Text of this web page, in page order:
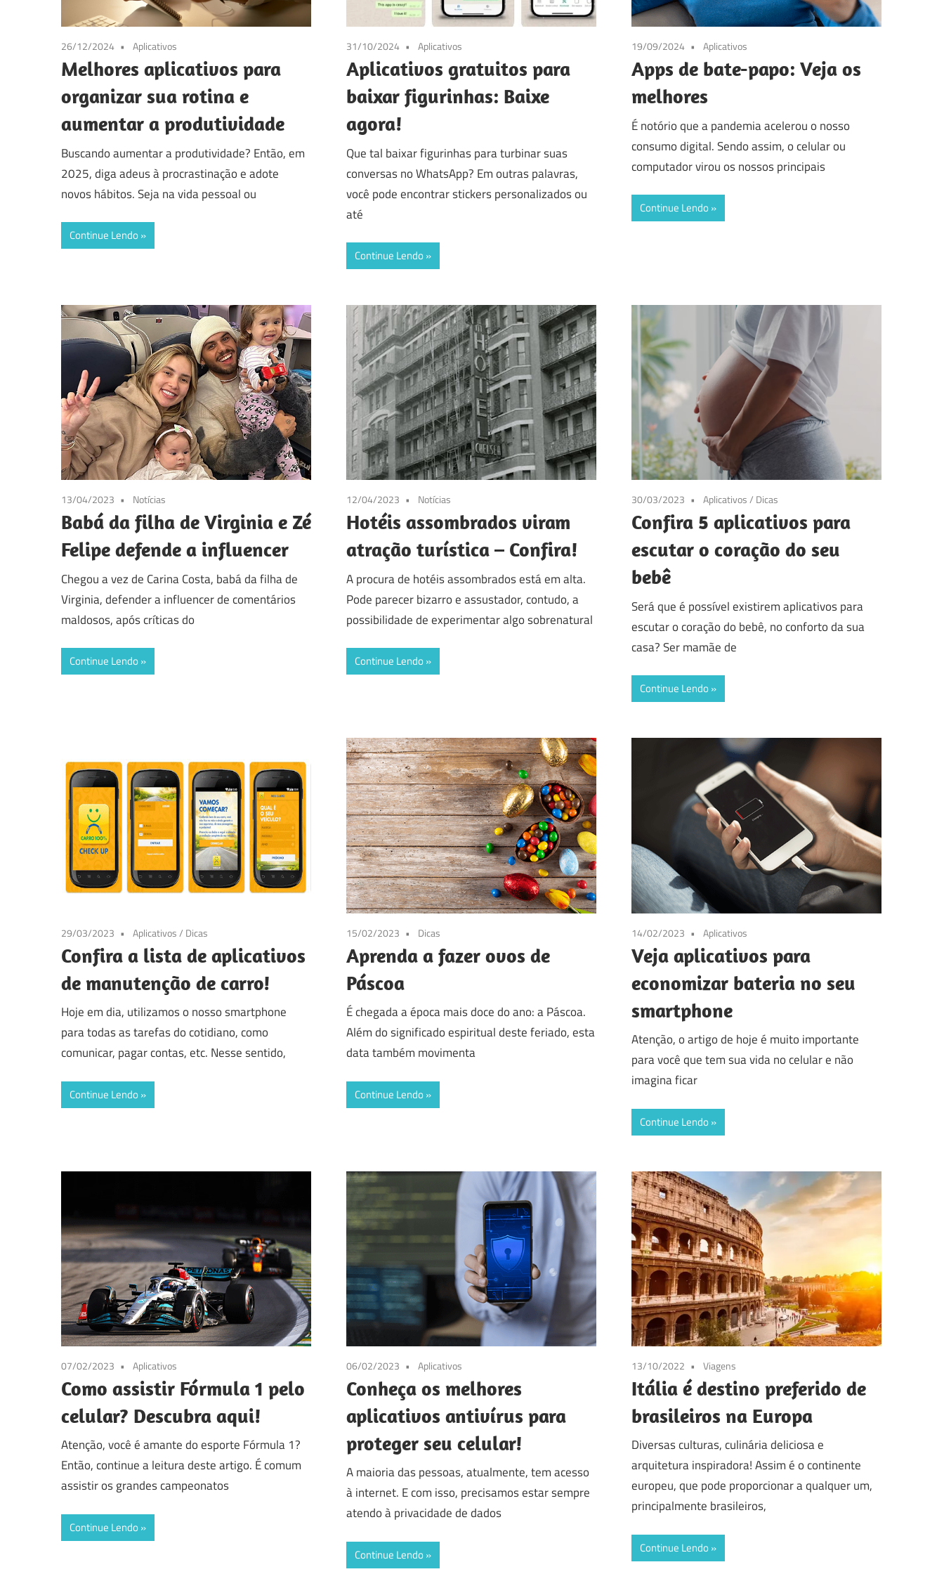
26/12/2024 Aplicativos
Melhores aplicativos para
organizar sua rotina e
aumentar a produtividade
Buscando aumentar a produtividade? Então, em
2025, diga adeus à procrastinação e adote
novos hábitos. Seja na vida pessoal ou
Continue Lendo
31/10/2024 Aplicativos
Aplicativos gratuitos para
baixar figurinhas: Baixe
agora!
Que tal baixar figurinhas para turbinar suas
conversas no WhatsApp? Em outras palavras,
você pode encontrar stickers personalizados ou
até
Continue Lendo
19/09/2024 Aplicativos
Apps de bate-papo: Veja os
melhores
É notório que a pandemia acelerou o nosso
consumo digital. Sendo assim, o celular ou
computador virou os nossos principais
Continue Lendo
13/04/2023 Notícias
Babá da filha de Virginia e Zé
Felipe defende a influencer
Chegou a vez de Carina Costa, babá da filha de
Virginia, defender a influencer de comentários
maldosos, após críticas do
Continue Lendo
12/04/2023 Notícias
Hotéis assombrados viram
atração turística – Confira!
A procura de hotéis assombrados está em alta.
Pode parecer bizarro e assustador, contudo, a
possibilidade de experimentar algo sobrenatural
Continue Lendo
30/03/2023 Aplicativos/ Dicas
Confira 5 aplicativos para
escutar o coração do seu
bebê
Será que é possível existirem aplicativos para
escutar o coração do bebê, no conforto da sua
casa? Ser mamãe de
Continue Lendo
29/03/2023 Aplicativos/ Dicas
Confira a lista de aplicativos
de manutenção de carro!
Hoje em dia, utilizamos o nosso smartphone
para todas as tarefas do cotidiano, como
comunicar, pagar contas, etc. Nesse sentido,
Continue Lendo
15/02/2023 Dicas
Aprenda a fazer ovos de
Páscoa
É chegada a época mais doce do ano: a Páscoa.
Além do significado espiritual deste feriado, esta
data também movimenta
Continue Lendo
14/02/2023 Aplicativos
Veja aplicativos para
economizar bateria no seu
smartphone
Atenção, o artigo de hoje é muito importante
para você que tem sua vida no celular e não
imagina ficar
Continue Lendo
07/02/2023 Aplicativos
Como assistir Fórmula 1 pelo
celular? Descubra aqui!
Atenção, você é amante do esporte Fórmula 1?
Então, continue a leitura deste artigo. É comum
assistir os grandes campeonatos
Continue Lendo
06/02/2023 Aplicativos
Conheça os melhores
aplicativos antivírus para
proteger seu celular!
A maioria das pessoas, atualmente, tem acesso
à internet. E com isso, precisamos estar sempre
atendo à privacidade de dados
Continue Lendo
13/10/2022 Viagens
Itália é destino preferido de
brasileiros na Europa
Diversas culturas, culinária deliciosa e
arquitetura inspiradora! Assim é o continente
europeu, que pode proporcionar a qualquer um,
principalmente brasileiros,
Continue Lendo